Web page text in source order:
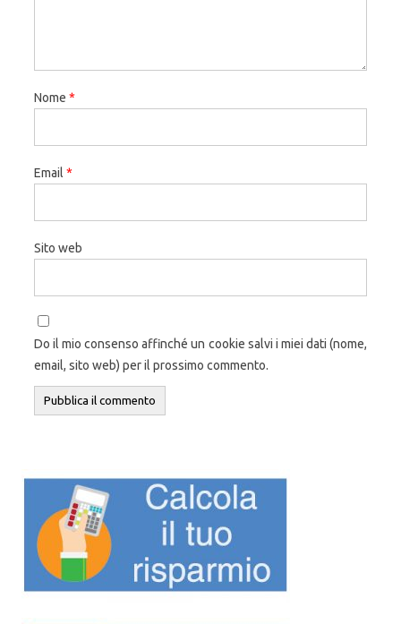
Nome *
Email *
Sito web
Do il mio consenso affinché un cookie salvi i miei dati (nome,
email, sito web) per il prossimo commento.